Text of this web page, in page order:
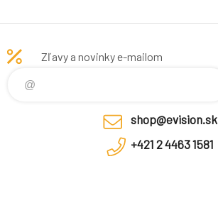
ECOSYS
MA6000ifx
Zľavy a novinky e-mailom
shop@evision.sk
+421 2 4463 1581